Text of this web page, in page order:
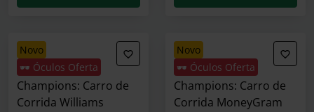
novo
🕶️ Óculos Oferta
LEGO Speed
Champions: Carro de
Corrida Williams
novo
🕶️ Óculos Oferta
LEGO Speed
Champions: Carro de
Corrida MoneyGram